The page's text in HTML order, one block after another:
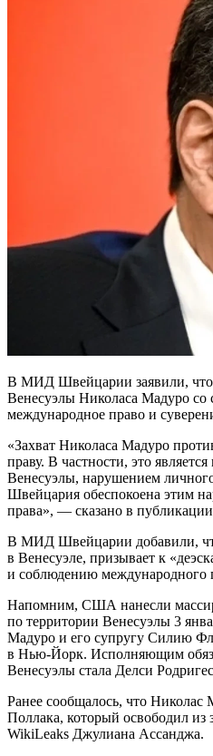
В МИД Швейцарии заявили, что
Венесуэлы Николаса Мадуро
международное право и
«Захват Николаса Мадуро
праву. В частности, это
Венесуэлы, нарушением
Швейцария обеспокоена этим
права», — сказано в
В МИД Швейцарии добавили,
в Венесуэле, призывает к
и соблюдению международного
Напомним, США нанесли
по территории Венесуэлы 3
Мадуро и его супругу Силию
в Нью-Йорк. Исполняющим
Венесуэлы стала Делси
Ранее сообщалось, что Николас
Поллака, который освободил из
WikiLeaks Джулиана Ассанджа.